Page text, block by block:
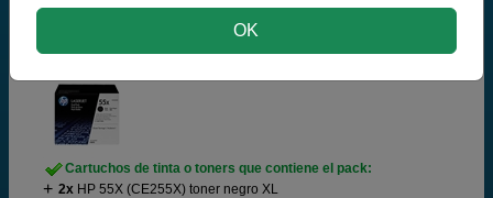
HP 55X Pack 2 toner negro
Cartuchos de tinta o toners que contiene el pack:
2x HP 55X (CE255X) toner negro XL
OK